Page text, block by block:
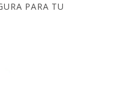
PARA TU